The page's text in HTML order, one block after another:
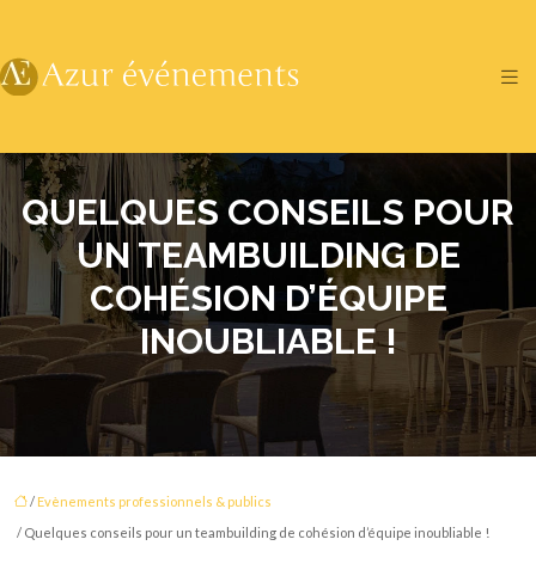
QUELQUES CONSEILS POUR
UN TEAMBUILDING DE
COHÉSION D’ÉQUIPE
INOUBLIABLE !
/ Evènements professionnels & publics
/ Quelques conseils pour un teambuilding de cohésion d’équipe inoubliable !